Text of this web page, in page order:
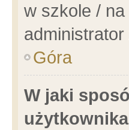
w szkole /
administrator
Góra
W jaki